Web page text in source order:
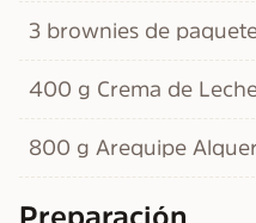
3 brownies de
400 g Crema de
800 g Arequipe
Preparación